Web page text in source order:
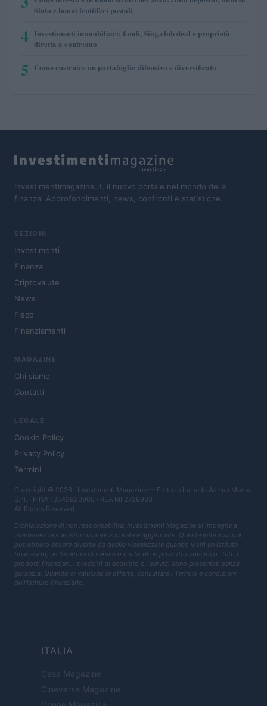
Stato e buoni fruttiferi postali
4 Investimenti immobiliari: fondi, Siiq, club deal e proprietà
diretta a confronto
5 Come costruire un portafoglio difensivo e diversificato
Investimentimagazine.it, il nuovo portale nel mondo della
finanza. Approfondimenti, news, confronti e statistiche.
SEZIONI
Investimenti
Finanza
Criptovalute
News
Fisco
Finanziamenti
MAGAZINE
Chi siamo
Contatti
LEGALE
Cookie Policy
Privacy Policy
Termini
Copyright © 2026 · Investimenti Magazine — Edito in Italia da AdHub Media
S.r.l. · P.IVA 13542920965 · REA MI 2729933
All Rights Reserved
Dichiarazione di non responsabilità: Investimenti Magazine si impegna a
mantenere le sue informazioni accurate e aggiornate. Queste informazioni
potrebbero essere diverse da quelle visualizzate quando visiti un istituto
finanziario, un fornitore di servizi o il sito di un prodotto specifico. Tutti i
prodotti finanziari, i prodotti di acquisto e i servizi sono presentati senza
garanzia. Quando si valutano le offerte, consultare i Termini e condizioni
dell'istituto finanziario.
ITALIA
Casa Magazine
Cineverse Magazine